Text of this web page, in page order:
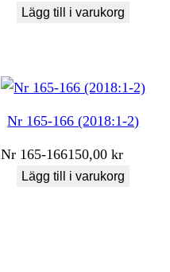
Lägg till i varukorg
Nr 165-166 (2018:1-2)
Nr 165-166150,00kr
Lägg till i varukorg